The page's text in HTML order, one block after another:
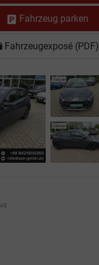
Fahrzeug parken
Fahrzeugexposé (PDF)